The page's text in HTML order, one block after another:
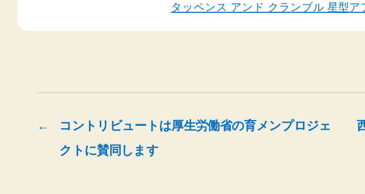
タッペンス アンド クランブル 星型
←
コントリビュートは厚生労働省の育メンプロジェ
クトに賛同します